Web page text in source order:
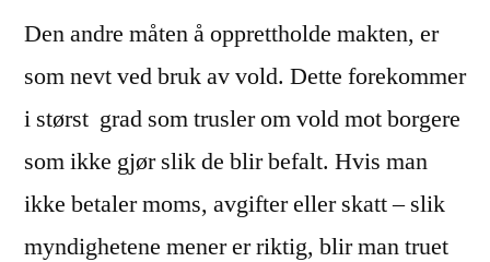
Den andre måten å opprettholde makten, er
som nevt ved bruk av vold. Dette forekommer
i størst grad som trusler om vold mot borgere
som ikke gjør slik de blir befalt. Hvis man
ikke betaler moms, avgifter eller skatt – slik
myndighetene mener er riktig, blir man truet